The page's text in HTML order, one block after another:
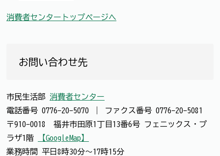
消費者センタートップページへ
お問い合わせ先
市民生活部 消費者センター
電話番号 0776-20-5070 ファクス番号 0776-20-5081
〒910-0018 福井市田原1丁目13番6号 フェニックス・プ
ラザ1階
【GoogleMap】
業務時間 平日8時30分～17時15分